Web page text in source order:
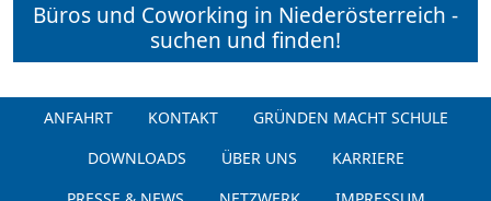
Büros und Coworking in Niederösterreich -
suchen und finden!
ANFAHRT KONTAKT
GRÜNDEN MACHT SCHULE
DOWNLOADS
ÜBER UNS
KARRIERE